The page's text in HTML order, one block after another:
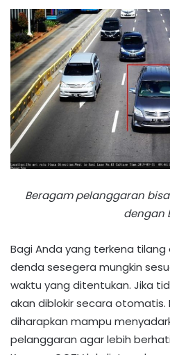
Beragam pelanggaran
dengan
Bagi Anda yang terkena
denda sesegera mungkin
waktu yang ditentukan. Jika
akan diblokir secara otomatis.
diharapkan mampu
pelanggaran agar lebih